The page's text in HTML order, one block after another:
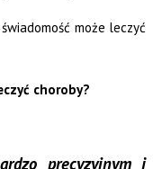
może leczyć
choroby?
precyzyjnym i